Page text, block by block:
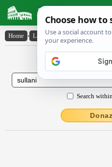
Latin
Home › Latin-English › Sullāni
Latin to
Search